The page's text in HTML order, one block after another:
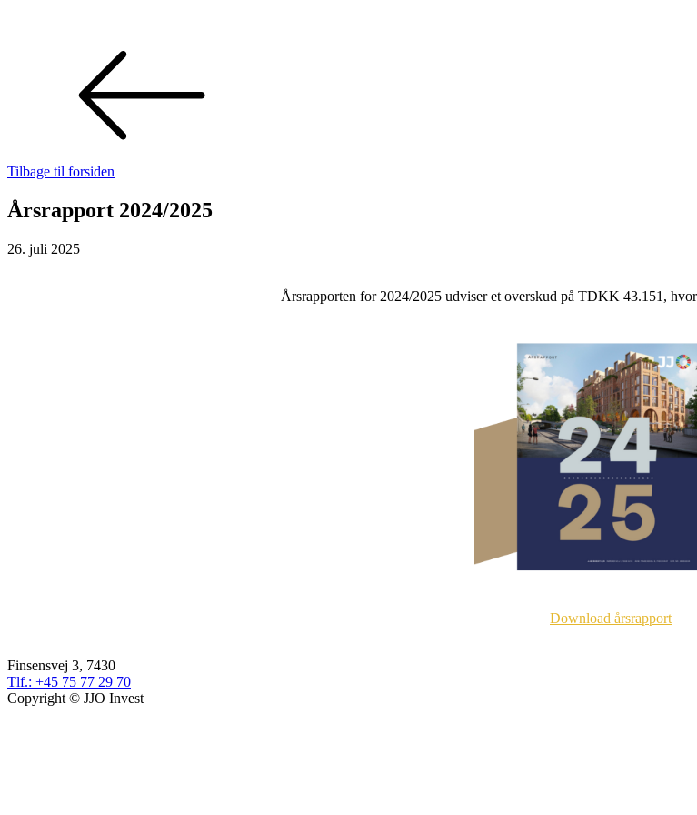
Tilbage til forsiden
Årsrapport 2024/2025
26. juli 2025
Årsrapporten for 2024/2025 udviser et overskud på TDKK 43.151,
Download årsrapport
Finsensvej 3, 7430
Tlf.: +45 75 77 29 70
Copyright © JJO Invest